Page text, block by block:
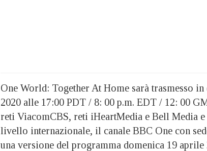
One World: Together At Home sarà trasmesso
2020 alle 17:00 PDT / 8: 00 p.m. EDT / 12: 00
reti ViacomCBS, reti iHeartMedia e Bell Media
livello internazionale, il canale BBC One con
una versione del programma domenica 19 aprile